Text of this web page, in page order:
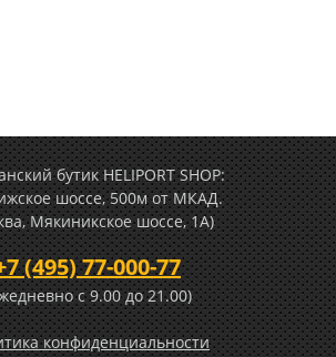
бутик HELIPORT SHOP:
шоссе, 500м от МКАД.
Мякиникское шоссе, 1А)
(495) 77-000-77
c 9.00 до 21.00)
конфиденциальности